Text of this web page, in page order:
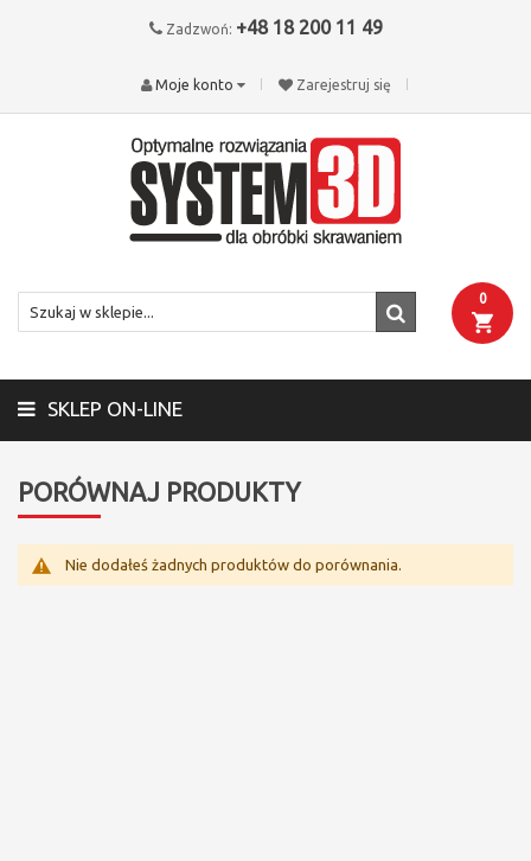
Zadzwoń: +48 18 200 11 49
Zarejestruj się
Moje konto
0
SKLEP ON-LINE
PORÓWNAJ PRODUKTY
Nie dodałeś żadnych produktów do porównania.